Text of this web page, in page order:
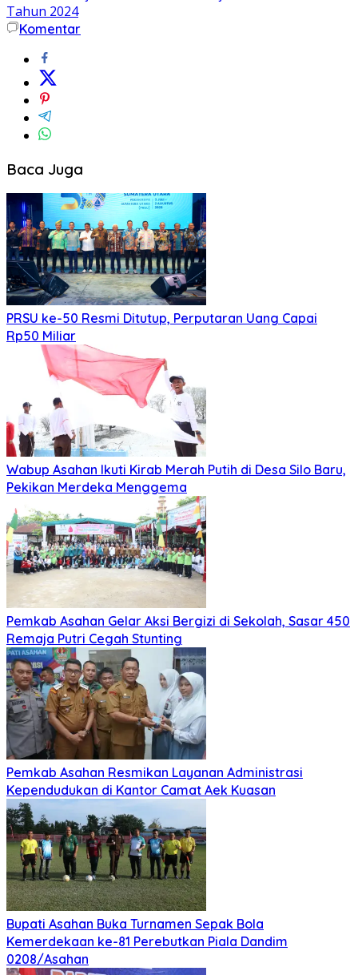
Tahun 2024
Komentar
Baca Juga
PRSU ke-50 Resmi Ditutup, Perputaran Uang Capai
Rp50 Miliar
Wabup Asahan Ikuti Kirab Merah Putih di Desa Silo Baru,
Pekikan Merdeka Menggema
Pemkab Asahan Gelar Aksi Bergizi di Sekolah, Sasar 450
Remaja Putri Cegah Stunting
Pemkab Asahan Resmikan Layanan Administrasi
Kependudukan di Kantor Camat Aek Kuasan
Bupati Asahan Buka Turnamen Sepak Bola
Kemerdekaan ke-81 Perebutkan Piala Dandim
0208/Asahan